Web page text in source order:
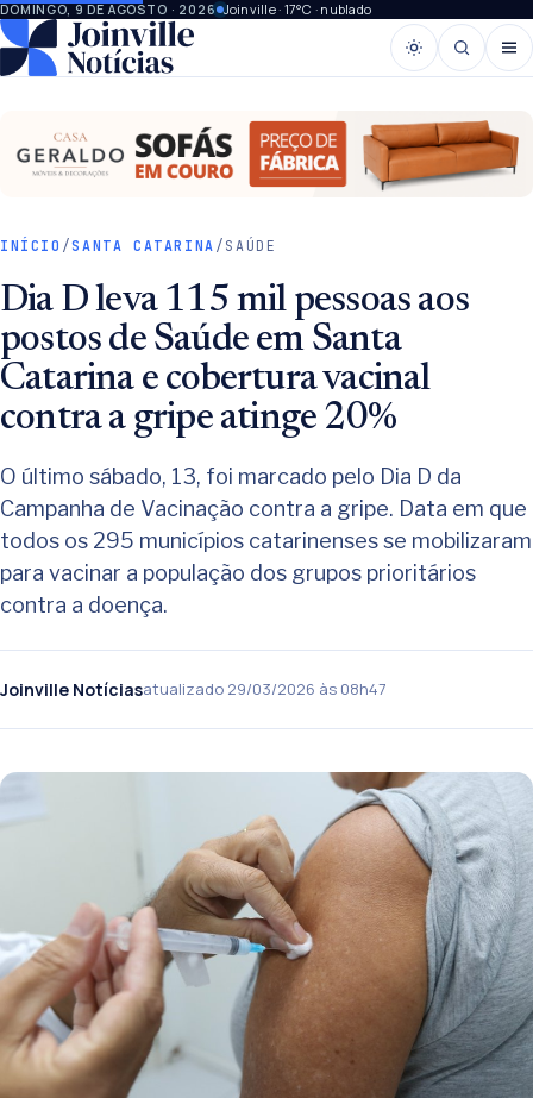
DOMINGO, 9 DE AGOSTO · 2026 Joinville · 17°C · nublado
INÍCIO /SANTA CATARINA / SAÚDE
Dia D leva 115 mil pessoas aos
postos de Saúde em Santa
Catarina e cobertura vacinal
contra a gripe atinge 20%
O último sábado, 13, foi marcado pelo Dia D da
Campanha de Vacinação contra a gripe. Data em que
todos os 295 municípios catarinenses se mobilizaram
para vacinar a população dos grupos prioritários
contra a doença.
Joinville Notíciasatualizado 29/03/2026 às 08h47